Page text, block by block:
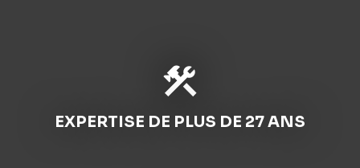
construction
EXPERTISE DE PLUS DE 27 ANS